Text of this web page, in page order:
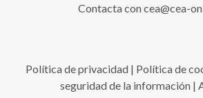
Contacta concea@cea-
Política de privacidad | Política de
seguridad de la información |